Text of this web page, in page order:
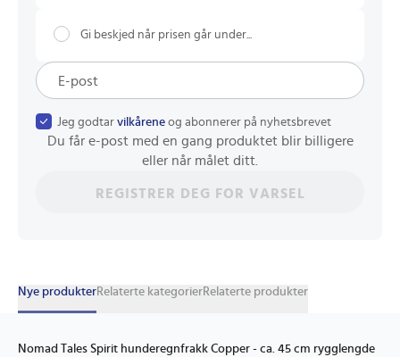
Gi beskjed når prisen går under...
Jeg godtar vilkårene og abonnerer på nyhetsbrevet
Du får e-post med en gang produktet blir billigere
eller når målet ditt.
REGISTRER DEG FOR VARSEL
Nye produkterRelaterte kategorierRelaterte produkter
Nomad Tales Spirit hunderegnfrakk Copper - ca. 45 cm rygglengde